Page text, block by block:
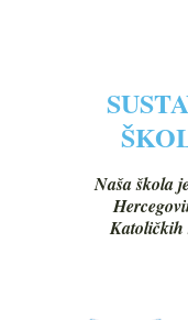
Naša škola
Katoličkih